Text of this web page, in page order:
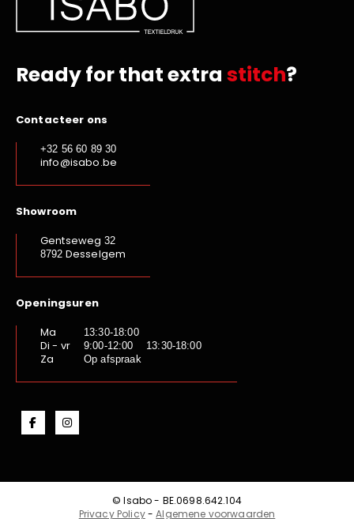
Ready for that extra stitch?
Contacteer ons
+32 56 60 89 30
info@isabo.be
Showroom
Gentseweg 32
8792 Desselgem
Openingsuren
Ma
13:30-18:00
Di - vr 9:00-12:00 13:30-18:00
Za Op afspraak
© Isabo - BE.0698.642.104
Privacy Policy-Algemene voorwaarden